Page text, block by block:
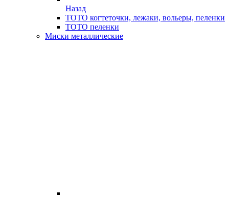
Назад
ТОТО когтеточки, лежаки, вольеры, пеленки
ТОТО пеленки
Миски металлические